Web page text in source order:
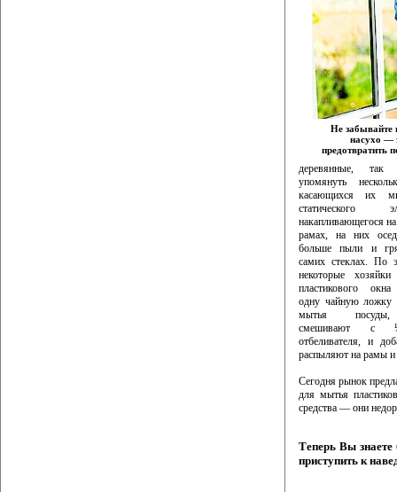
Не забывайте
насухо —
предотвратить
деревянные,
упомянуть
касающихся их
статического
накапливающегося
рамах, на них
больше пыли и
самих стеклах. По
некоторые
пластикового
одну чайную ложку
мытья
смешивают с
отбеливателя, и
распыляют на рамы и
Сегодня рынок
для мытья
средства — они
Теперь Вы
приступить к